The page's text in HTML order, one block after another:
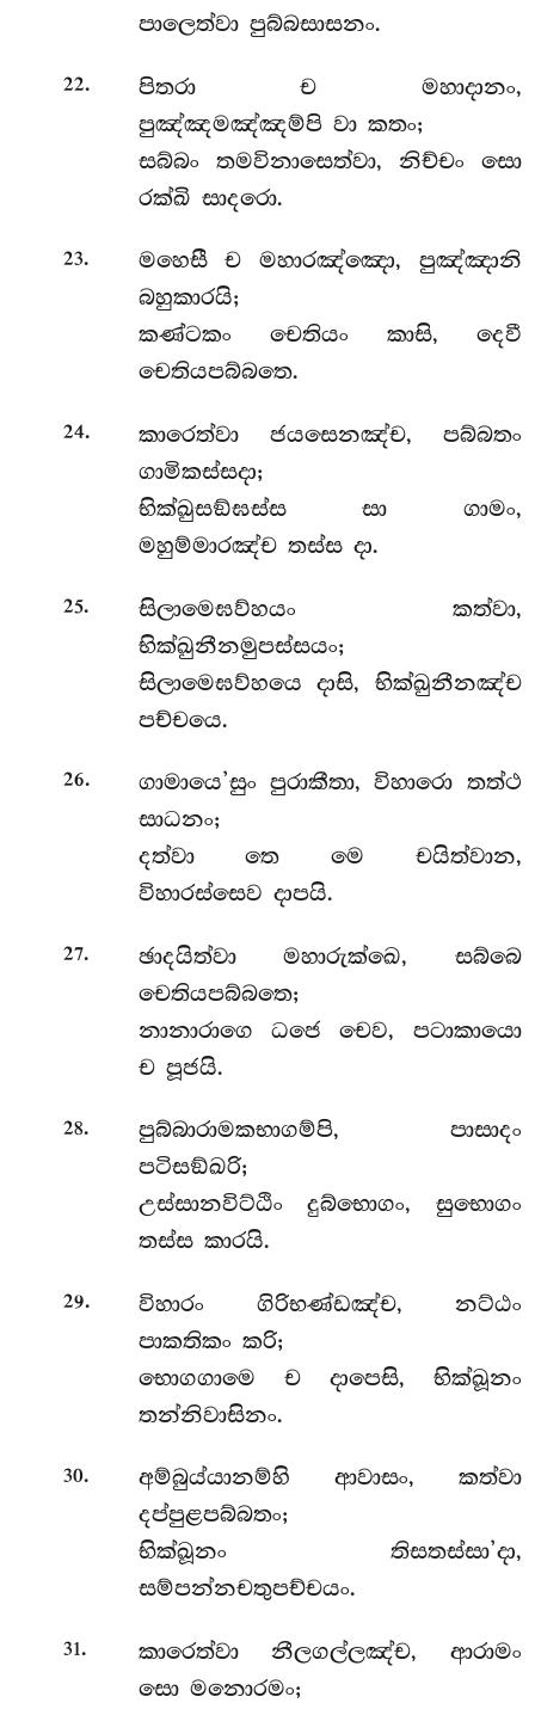
පාලෙත්වා පුබ්බසාසනං.
22. පිතරාච මහාදානං,
පුඤ්ඤමඤ්ඤම්පි වා කතං;
සබ්බං තමවිනාසෙත්වා, නිච්චං සො
රක්ඛි සාදරො.
23.
මහෙසී ච මහාරඤ්ඤො, පුඤ්ඤානි
බහුකාරයි;
කණ්ටකං චෙතියං කාසි, දෙවී
චෙතියපබ්බතෙ.
24.
කාරෙත්වා ජයසෙනඤ්ච, පබ්බතං
ගාමිකස්සදා;
භික්ඛුසඞ්ඝස්ස සා ගාමං,
මහුම්මාරඤ්ච තස්ස දා.
25.
සිලාමෙඝව්හයං කත්වා,
භික්ඛුනීනමුපස්සයං;
සිලාමෙඝව්හයෙ දාසි, භික්ඛුනීනඤ්ච
පච්චයෙ.
26.
ගාමායෙ’සුං පුරාකීතා, විහාරො තත්ථ
සාධනං;
දත්වා තෙ මෙ චයිත්වාන,
විහාරස්සෙව දාපයි.
27.
ඡාදයිත්වා මහාරුක්ඛෙ, සබ්බෙ
චෙතියපබ්බතෙ;
නානාරාගෙ ධජෙ චෙව, පටාකායො
ච පූජයි.
28.
පුබ්බාරාමකභාගම්පි, පාසාදං
පටිසඞ්ඛරි;
උස්සානවිට්ඨිං දුබ්භොගං, සුභොගං
තස්ස කාරයි.
29.
විහාරං ගිරිභණ්ඩඤ්ච, නට්ඨං
පාකතිකං කරි;
භොගගාමෙ ච දාපෙසි, භික්ඛූනං
තන්නිවාසිනං.
30.
අම්බුය්යානම්හි ආවාසං, කත්වා
දප්පුළපබ්බතං;
භික්ඛූනං තිසතස්සා’දා,
සම්පන්නචතුපච්චයං.
31.
කාරෙත්වා නීලගල්ලඤ්ච, ආරාමං
සො මනොරමං;